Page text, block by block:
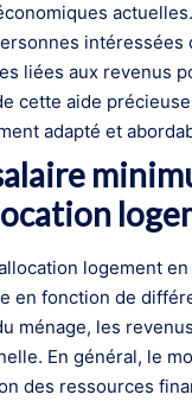
intéressées
liées aux revenus
cette aide
adapté et
logement
en fonction de
ménage, les
En général, le
des ressources